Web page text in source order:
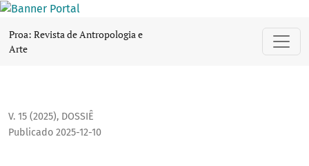
Proa: Revista de Antropologia e
Arte
V. 15 (2025), DOSSIÊ
Publicado 2025-12-10